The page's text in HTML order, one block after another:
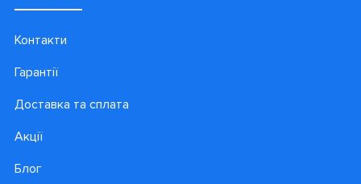
Контакти
Гарантії
Доставка та сплата
Акції
Блог